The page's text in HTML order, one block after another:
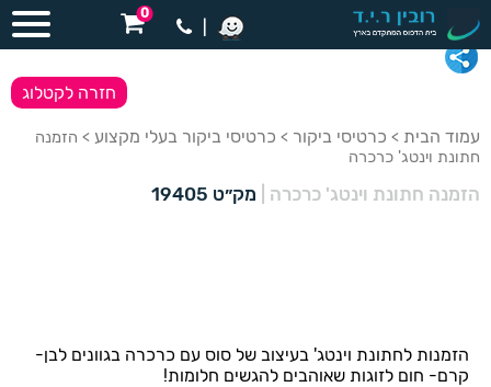
0
עמוד הבית > כרטיסי ביקור > כרטיסי ביקור בעלי מקצוע > הזמנה
חתונת וינטג' כרכרה
הזמנה חתונת וינטג' כרכרה מק״ט 19405
חזרה לקטלוג
הזמנות לחתונת וינטג' בעיצוב של סוס עם כרכרה בגוונים לבן-
קרם- חום לזוגות שאוהבים להגשים חלומות!